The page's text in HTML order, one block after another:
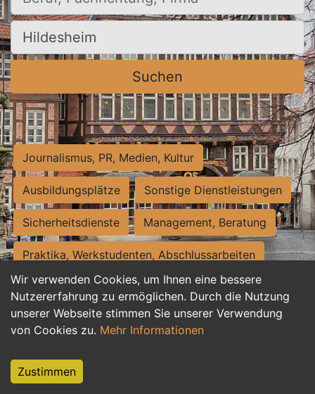
Wir verwenden Cookies, um Ihnen eine bessere
Nutzererfahrung zu ermöglichen. Durch die Nutzung
unserer Webseite stimmen Sie unserer Verwendung
von Cookies zu. Mehr Informationen
Zustimmen
Ort, Stadt
Suchen
Journalismus, PR, Medien, Kultur
Ausbildungsplätze Sonstige Dienstleistungen
Sicherheitsdienste Management, Beratung
Praktika, Werkstudenten, Abschlussarbeiten
Personalwesen Assistenz, Sekretariat
Hilfskräfte, Aushilfs- und Nebenjobs
Weiterbildung, Studium, duale Ausbildung